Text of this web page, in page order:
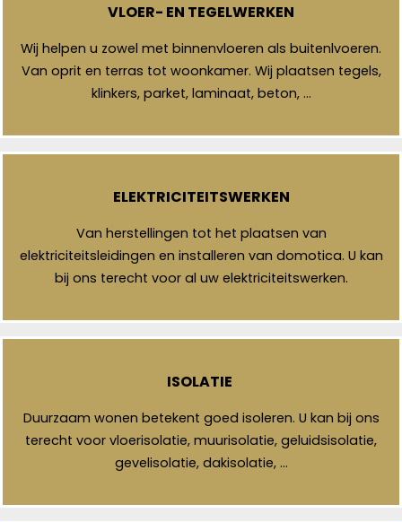
VLOER- EN TEGELWERKEN
Wij helpen u zowel met binnenvloeren als buitenlvoeren.
Van oprit en terras tot woonkamer. Wij plaatsen tegels,
klinkers, parket, laminaat, beton, …
ELEKTRICITEITSWERKEN
Van herstellingen tot het plaatsen van
elektriciteitsleidingen en installeren van domotica. U kan
bij ons terecht voor al uw elektriciteitswerken.
ISOLATIE
Duurzaam wonen betekent goed isoleren. U kan bij ons
terecht voor vloerisolatie, muurisolatie, geluidsisolatie,
gevelisolatie, dakisolatie, …